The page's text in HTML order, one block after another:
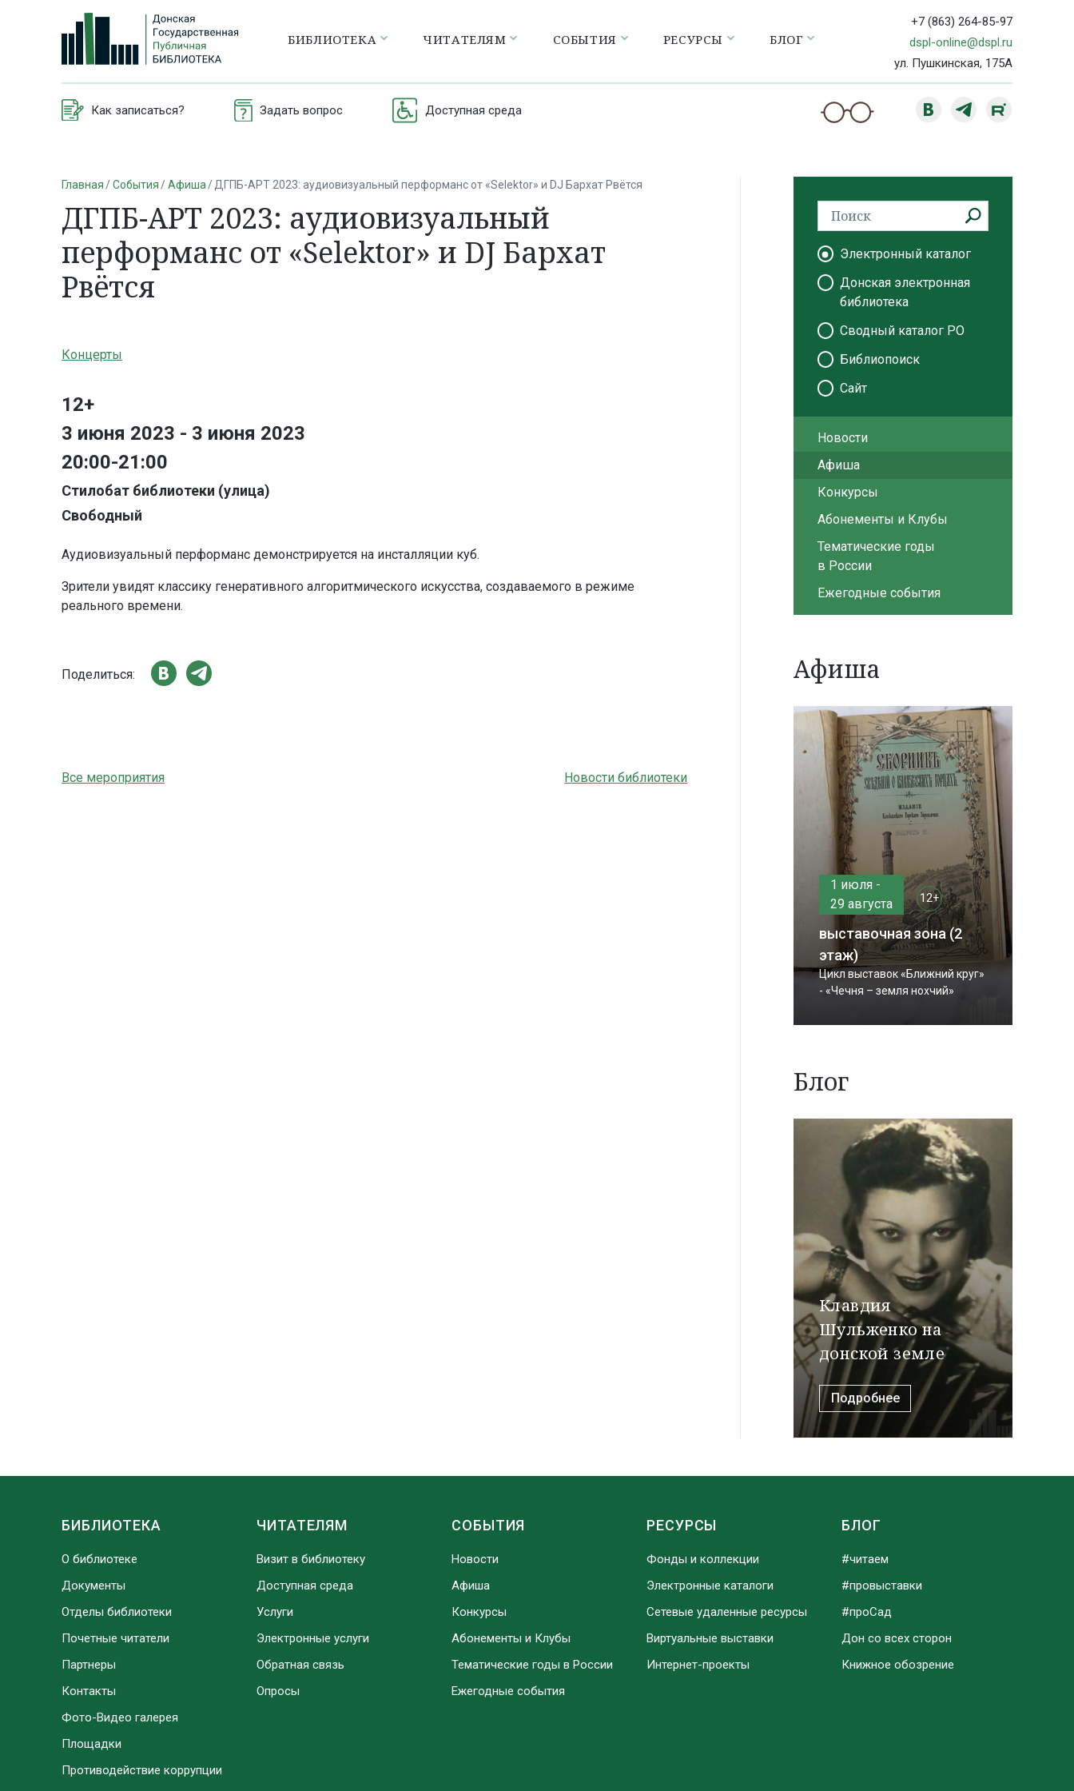
БИБЛИОТЕКА ЧИТАТЕЛЯМ СОБЫТИЯ РЕСУРСЫ БЛОГ
+7 (863) 264-85-97
dspl-online@dspl.ru
ул. Пушкинская, 175А
Как записаться? Задать вопрос Доступная среда
Главная События Афиша ДГПБ-АРТ 2023: аудиовизуальный перформанс от «Selektor» и DJ Бархат Рвётся
ДГПБ-АРТ 2023: аудиовизуальный
перформанс от «Selektor» и DJ Бархат
Рвётся
Концерты
12+
3 июня 2023 - 3 июня 2023
20:00-21:00
Стилобат библиотеки (улица)
Свободный
Аудиовизуальный перформанс демонстрируется на инсталляции куб.
Зрители увидят классику генеративного алгоритмического искусства, создаваемого в режиме
реального времени.
Поделиться:
Все мероприятия Новости библиотеки
Электронный каталог
Донская электронная
библиотека
Сводный каталог РО
Библиопоиск
Сайт
Новости
Афиша
Конкурсы
Абонементы и Клубы
Тематические годы
в России
Ежегодные события
Афиша
1 июля -
29 августа
12+
выставочная зона (2
этаж)
Цикл выставок «Ближний круг»
- «Чечня – земля нохчий»
Блог
Клавдия
Шульженко на
донской земле
Подробнее
БИБЛИОТЕКА
О библиотеке
Документы
Отделы библиотеки
Почетные читатели
Партнеры
Контакты
Фото-Видео галерея
Площадки
Противодействие коррупции
ЧИТАТЕЛЯМ
Визит в библиотеку
Доступная среда
Услуги
Электронные услуги
Обратная связь
Опросы
СОБЫТИЯ
Новости
Афиша
Конкурсы
Абонементы и Клубы
Тематические годы в России
Ежегодные события
РЕСУРСЫ
Фонды и коллекции
Электронные каталоги
Сетевые удаленные ресурсы
Виртуальные выставки
Интернет-проекты
БЛОГ
#читаем
#провыставки
#проСад
Дон со всех сторон
Книжное обозрение